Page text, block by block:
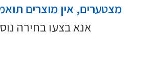
מצטערים, אין מוצרים
אנא בצעו בחירה